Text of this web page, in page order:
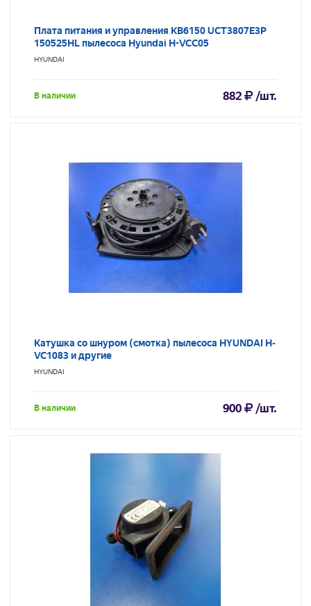
Плата питания и управления KB6150 UCT3807E3P
150525HL пылесоса Hyundai H-VCC05
HYUNDAI
В наличии 882 /шт.
Катушка со шнуром (смотка) пылесоса HYUNDAI H-
VC1083 и другие
HYUNDAI
В наличии 900 /шт.